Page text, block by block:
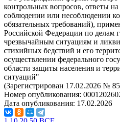
контрольных вопросов, ответы
соблюдении или несоблюдении
обязательных требований),
Российской Федерации по делам
чрезвычайным ситуациям и
стихийных бедствий и его
осуществлении федерального
области защиты населения и
ситуаций"
(Зарегистрирован 17.02.2026 №
Номер опубликования:
Дата опубликования: 17.02.2026